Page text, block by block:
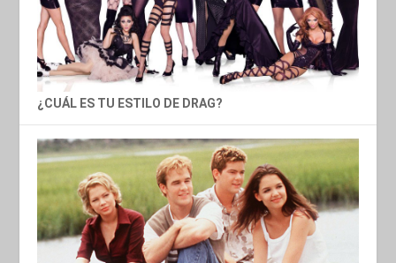
¿CUÁL ES TU ESTILO DE DRAG?